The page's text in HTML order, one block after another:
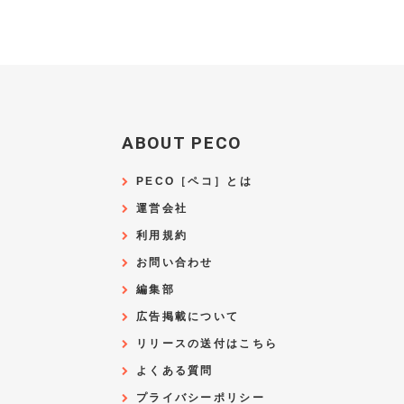
ABOUT PECO
PECO［ペコ］とは
運営会社
利用規約
お問い合わせ
編集部
広告掲載について
リリースの送付はこちら
よくある質問
プライバシーポリシー